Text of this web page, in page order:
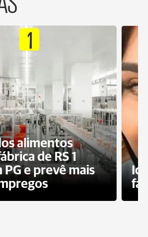
1
alimentos
de RS 1
PG e prevê mais